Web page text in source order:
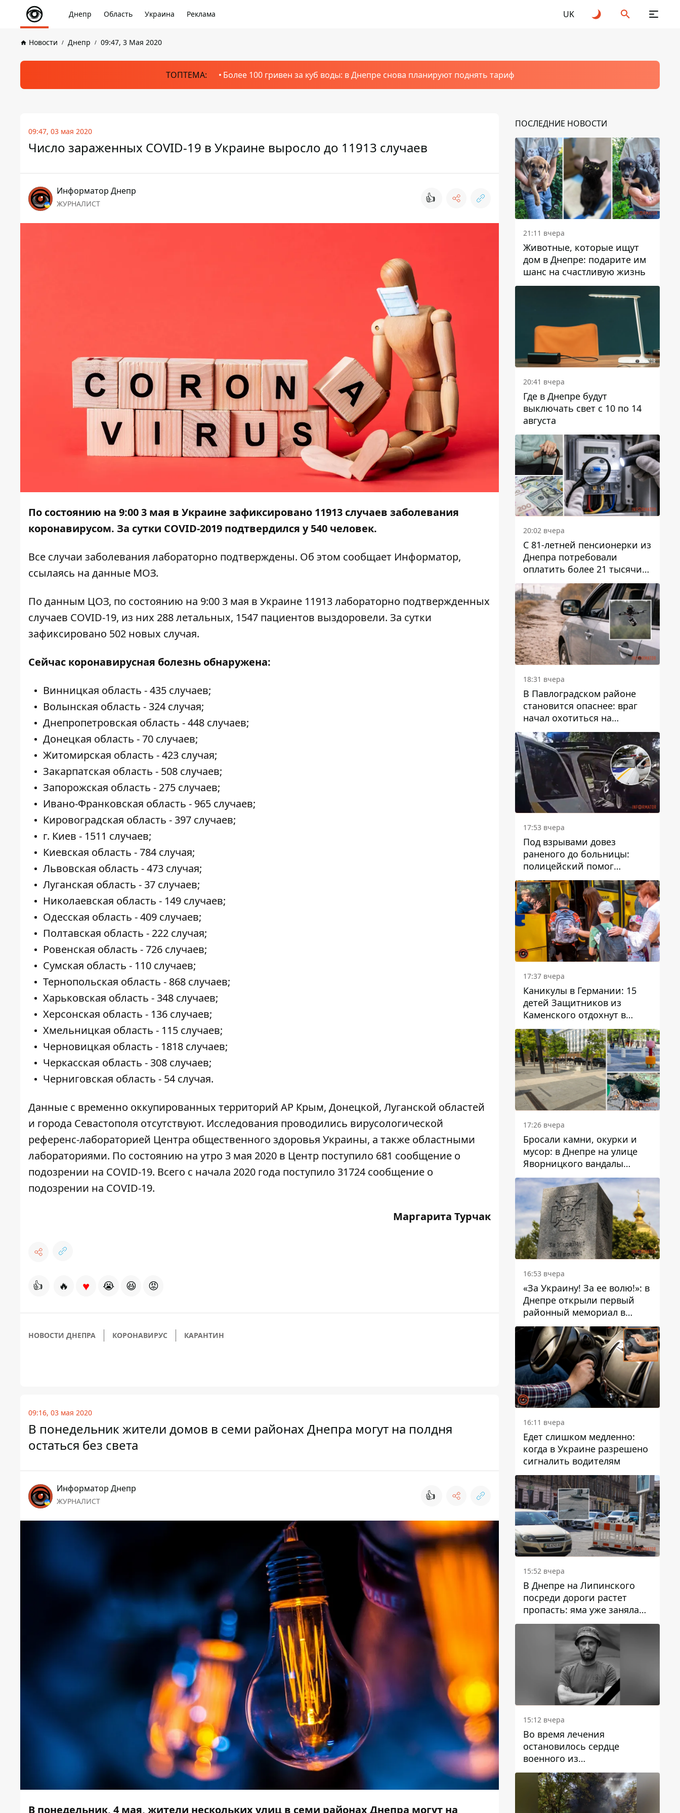
Днепр Область Украина Реклама UK
Новости Днепр 09:47, 3 Мая 2020
ТОПТЕМА: Более 100 гривен за куб воды: в Днепре снова планируют поднять тариф
09:47, 03 мая 2020
Число зараженных COVID-19 в Украине выросло до 11913 случаев
Информатор Днепр
ЖУРНАЛИСТ 👍
По состоянию на 9:00 3 мая в Украине зафиксировано 11913 случаев заболевания
коронавирусом. За сутки COVID-2019 подтвердился у 540 человек.
Все случаи заболевания лабораторно подтверждены. Об этом сообщает Информатор,
ссылаясь на данные МОЗ.
По данным ЦОЗ, по состоянию на 9:00 3 мая в Украине 11913 лабораторно подтвержденных
случаев COVID-19, из них 288 летальных, 1547 пациентов выздоровели. За сутки
зафиксировано 502 новых случая.
Сейчас коронавирусная болезнь обнаружена:
Винницкая область - 435 случаев;
Волынская область - 324 случая;
Днепропетровская область - 448 случаев;
Донецкая область - 70 случаев;
Житомирская область - 423 случая;
Закарпатская область - 508 случаев;
Запорожская область - 275 случаев;
Ивано-Франковская область - 965 случаев;
Кировоградская область - 397 случаев;
г. Киев - 1511 случаев;
Киевская область - 784 случая;
Львовская область - 473 случая;
Луганская область - 37 случаев;
Николаевская область - 149 случаев;
Одесская область - 409 случаев;
Полтавская область - 222 случая;
Ровенская область - 726 случаев;
Сумская область - 110 случаев;
Тернопольская область - 868 случаев;
Харьковская область - 348 случаев;
Херсонская область - 136 случаев;
Хмельницкая область - 115 случаев;
Черновицкая область - 1818 случаев;
Черкасская область - 308 случаев;
Черниговская область - 54 случая.
Данные с временно оккупированных территорий АР Крым, Донецкой, Луганской областей
и города Севастополя отсутствуют. Исследования проводились вирусологической
референс-лабораторией Центра общественного здоровья Украины, а также областными
лабораториями. По состоянию на утро 3 мая 2020 в Центр поступило 681 сообщение о
подозрении на COVID-19. Всего с начала 2020 года поступило 31724 сообщение о
подозрении на COVID-19.
Маргарита Турчак
👍 🔥 ♥ 😭 😆 😡
НОВОСТИ ДНЕПРА КОРОНАВИРУС КАРАНТИН
09:16, 03 мая 2020
В понедельник жители домов в семи районах Днепра могут на полдня
остаться без света
Информатор Днепр
ЖУРНАЛИСТ 👍
В понедельник, 4 мая, жители нескольких улиц в семи районах Днепра могут на
ПОСЛЕДНИЕ НОВОСТИ
21:11 вчера
Животные, которые ищут
дом в Днепре: подарите им
шанс на счастливую жизнь
20:41 вчера
Где в Днепре будут
выключать свет с 10 по 14
августа
20:02 вчера
С 81-летней пенсионерки из
Днепра потребовали
оплатить более 21 тысячи
гривен за "вмешательство в
работу счетчика"
18:31 вчера
В Павлоградском районе
становится опаснее: враг
начал охотиться на
гражданский и военный
транспорт
17:53 вчера
Под взрывами довез
раненого до больницы:
полицейский помог
пострадавшему после атаки
на Каменский район
17:37 вчера
Каникулы в Германии: 15
детей Защитников из
Каменского отдохнут в
Вуппертале
17:26 вчера
Бросали камни, окурки и
мусор: в Днепре на улице
Яворницкого вандалы
повредили питьевые
фонтаны
16:53 вчера
«За Украину! За ее волю!»: в
Днепре открыли первый
районный мемориал в
честь погибших
Защитников
16:11 вчера
Едет слишком медленно:
когда в Украине разрешено
сигналить водителям
15:52 вчера
В Днепре на Липинского
посреди дороги растет
пропасть: яма уже заняла
полосу движения
15:12 вчера
Во время лечения
остановилось сердце
военного из
Днепропетровской области
Ростислава Лупашко